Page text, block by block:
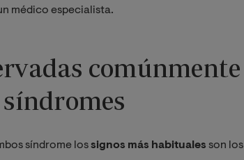
médico especialista.
comúnmente
síndromes
síndrome lossignos más habituales son los